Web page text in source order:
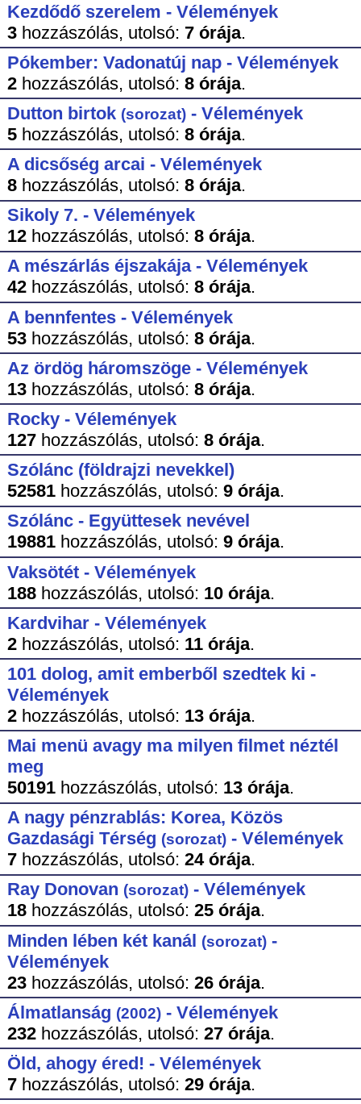
Kezdődő szerelem - Vélemények
3hozzászólás, utolsó: 7 órája.
Pókember: Vadonatúj nap - Vélemények
2hozzászólás, utolsó: 8 órája.
Dutton birtok (sorozat)- Vélemények
5hozzászólás, utolsó: 8 órája.
A dicsőség arcai - Vélemények
8hozzászólás, utolsó: 8 órája.
Sikoly 7. - Vélemények
12hozzászólás, utolsó: 8 órája.
A mészárlás éjszakája - Vélemények
42hozzászólás, utolsó: 8 órája.
A bennfentes - Vélemények
53hozzászólás, utolsó: 8 órája.
Az ördög háromszöge - Vélemények
13hozzászólás, utolsó: 8 órája.
Rocky - Vélemények
127hozzászólás, utolsó: 8 órája.
Szólánc (földrajzi nevekkel)
52581hozzászólás, utolsó: 9 órája.
Szólánc - Együttesek nevével
19881hozzászólás, utolsó: 9 órája.
Vaksötét - Vélemények
188hozzászólás, utolsó: 10 órája.
Kardvihar - Vélemények
2hozzászólás, utolsó: 11 órája.
101 dolog, amit emberből szedtek ki -
Vélemények
2hozzászólás, utolsó: 13 órája.
Mai menü avagy ma milyen filmet néztél
meg
50191hozzászólás, utolsó: 13 órája.
A nagy pénzrablás: Korea, Közös
Gazdasági Térség (sorozat)- Vélemények
7hozzászólás, utolsó: 24 órája.
Ray Donovan (sorozat)- Vélemények
18hozzászólás, utolsó: 25 órája.
Minden lében két kanál (sorozat)-
Vélemények
23hozzászólás, utolsó: 26 órája.
Álmatlanság (2002)- Vélemények
232hozzászólás, utolsó: 27 órája.
Öld, ahogy éred! - Vélemények
7hozzászólás, utolsó: 29 órája.